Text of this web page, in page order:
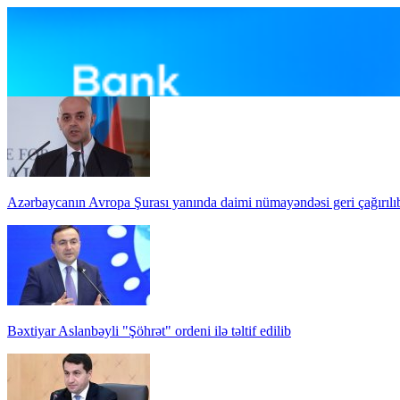
Azərbaycanın Avropa Şurası yanında daimi nümayəndəsi geri
Bəxtiyar Aslanbəyli "Şöhrət" ordeni ilə təltif edilib